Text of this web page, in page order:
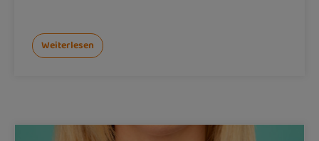
Weiterlesen